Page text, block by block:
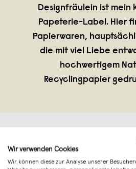
Designfräulein ist mein
Papeterie-Label. Hier
Papierwaren,
die mit viel Liebe
hochwertigem
Recyclingpapier
Wir verwenden Cookies
Wir können diese zur Analyse unserer